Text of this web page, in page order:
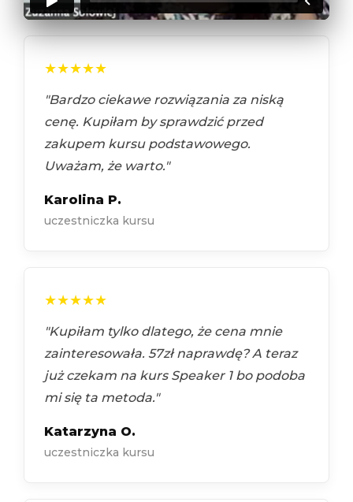
★★★★★
"Bardzo ciekawe rozwiązania za niską
cenę. Kupiłam by sprawdzić przed
zakupem kursu podstawowego.
Uważam, że warto."
Karolina P.
uczestniczka kursu
★★★★★
"Kupiłam tylko dlatego, że cena mnie
zainteresowała. 57zł naprawdę? A teraz
już czekam na kurs Speaker 1 bo podoba
mi się ta metoda."
Katarzyna O.
uczestniczka kursu